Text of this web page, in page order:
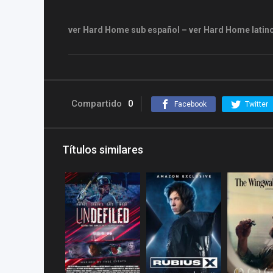
ver Hard Home sub español – ver Hard Home
Compartido 0 Facebook Twitter
Títulos similares